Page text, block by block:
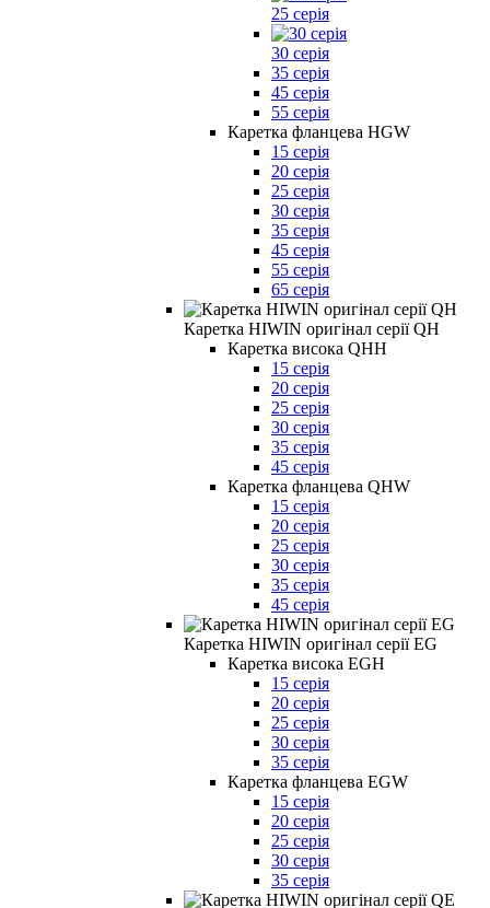
25 серія
30 серія
35 серія
45 серія
55 серія
Каретка фланцева HGW
15 серія
20 серія
25 серія
30 серія
35 серія
45 серія
55 серія
65 серія
Каретка HIWIN оригінал серії QH
Каретка висока QHH
15 серія
20 серія
25 серія
30 серія
35 серія
45 серія
Каретка фланцева QHW
15 серія
20 серія
25 серія
30 серія
35 серія
45 серія
Каретка HIWIN оригінал серії EG
Каретка висока EGH
15 серія
20 серія
25 серія
30 серія
35 серія
Каретка фланцева EGW
15 серія
20 серія
25 серія
30 серія
35 серія